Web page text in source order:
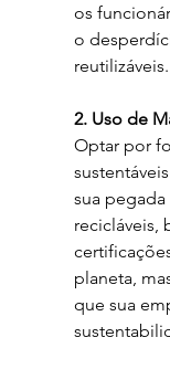
os
o
reutilizáveis.
2. Uso de
Optar por
sua
recicláveis,
planeta,
que sua